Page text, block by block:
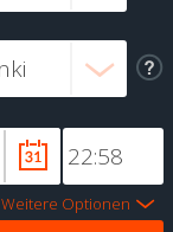
Weitere Optionen